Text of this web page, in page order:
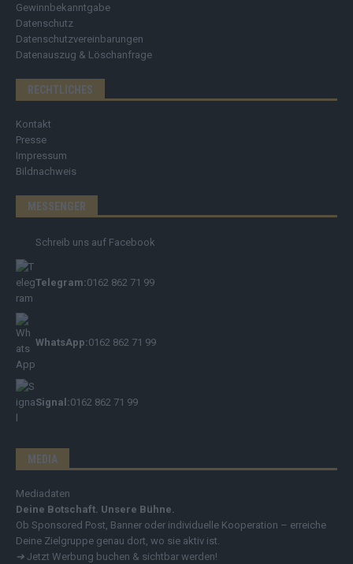
Gewinnbekanntgabe
Datenschutz
Datenschutzvereinbarungen
Datenauszug & Löschanfrage
RECHTLICHES
Kontakt
Presse
Impressum
Bildnachweis
MESSENGER
Schreib uns auf Facebook
Telegram:0162 862 71 99
WhatsApp:0162 862 71 99
Signal:0162 862 71 99
MEDIA
Mediadaten
Deine Botschaft. Unsere Bühne.
Ob Sponsored Post, Banner oder individuelle Kooperation – erreiche
Deine Zielgruppe genau dort, wo sie aktiv ist.
➔ Jetzt Werbung buchen & sichtbar werden!